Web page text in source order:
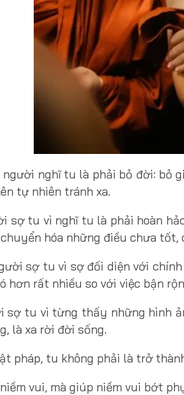
nghĩ tu là phải bỏ đời: bỏ
tự nhiên tránh xa.
sợ tu vì nghĩ tu là phải hoàn
hóa những điều chưa
sợ tu vì sợ đối diện với
hơn rất nhiều so với việc bận
sợ tu vì từng thấy những hình
là xa rời đời sống.
pháp, tu không phải là trở
vui, mà giúp niềm vui bớt